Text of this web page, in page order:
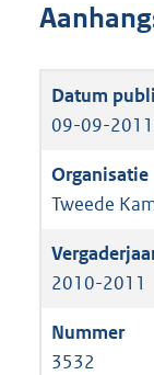
09-09-2011
Tweede
2010-2011
3532